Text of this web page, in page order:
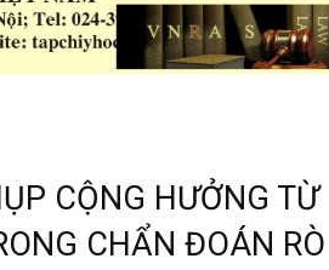
CỘNG HƯỞNG TỪ
CHẨN ĐOÁN RÒ